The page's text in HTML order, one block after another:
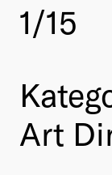
1/15
Art